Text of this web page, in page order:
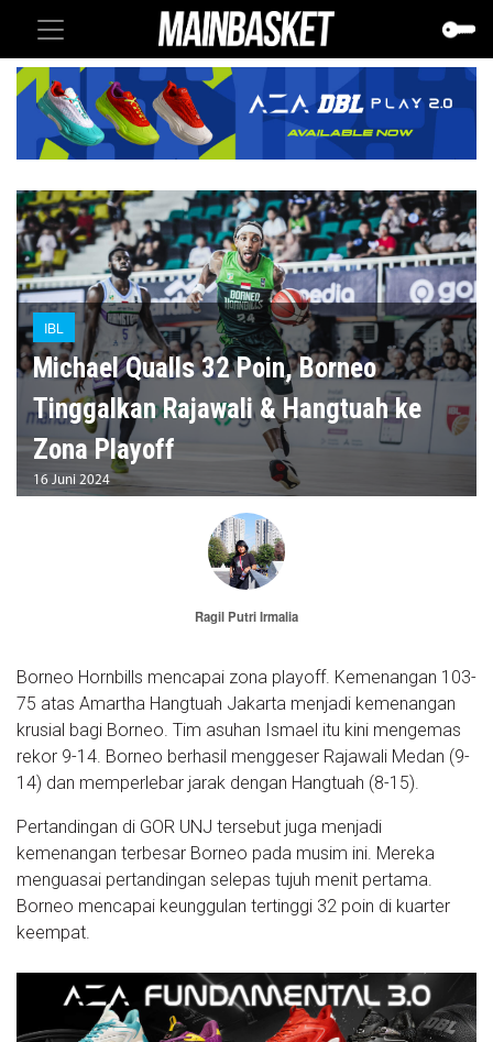
IBL
Michael Qualls 32 Poin, Borneo
Tinggalkan Rajawali & Hangtuah ke
Zona Playoff
16 Juni 2024
Ragil Putri Irmalia
Borneo Hornbills mencapai zona playoff. Kemenangan 103-
75 atas Amartha Hangtuah Jakarta menjadi kemenangan
krusial bagi Borneo. Tim asuhan Ismael itu kini mengemas
rekor 9-14. Borneo berhasil menggeser Rajawali Medan (9-
14) dan memperlebar jarak dengan Hangtuah (8-15).
Pertandingan di GOR UNJ tersebut juga menjadi
kemenangan terbesar Borneo pada musim ini. Mereka
menguasai pertandingan selepas tujuh menit pertama.
Borneo mencapai keunggulan tertinggi 32 poin di kuarter
keempat.